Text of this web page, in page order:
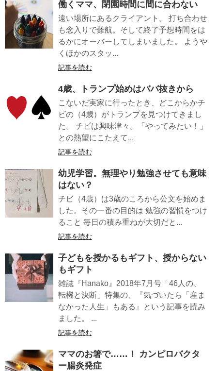
働くママ、閉園時間に間に合わない
遠い場所にあるクライアント。 打ち合わせ
も念入りで難航。そして終了予想時間をは
るかにオーバーしてしまいました。 ようや
くほかのスタッ...
記事を読む
4歳、トランプ始めはババ抜きから
こないだ実家に行ったとき、どこからかチ
ビの（4歳）がトランプを見つけてきまし
た。 チビは興味津々。「やってみたい！」
との熱望にこたえて...
記事を読む
幼児学習。無理やり勉強させても意味
はない？
チビ（4歳）は3歳のころから公文を始めま
した。その一番の目的は 勉強の習慣をつけ
ること 毎日の積み重ねが大切だと...
記事を読む
子どもを授かるもギフト、授からない
もギフト
雑誌『Hanako』2018年7月号「46人の、
転機と決断」特集の、『気づいたら「産ま
なかった人生」もある』という記事を読み
ました。 ...
記事を読む
ママのお箸で……！ カンピロバクタ
ー腸炎発症